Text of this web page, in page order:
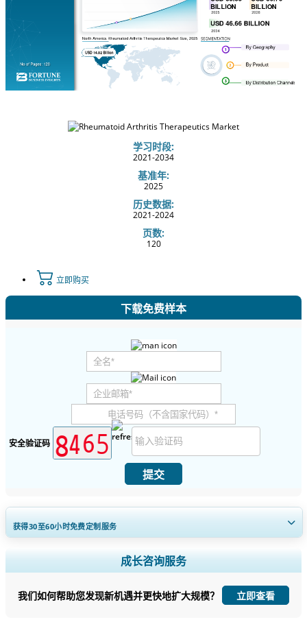
学习时段:
2021-2034
基准年:
2025
历史数据:
2021-2024
页数:
120
立即购买
下载免费样本
安全验证码
提交
获得30至60小时免费定制服务
扩大区域和国家覆盖范围， 细分市场分析， 公司简介， 竞争基准分析，
以及最终用户洞察。
立即定制
成长咨询服务
我们如何帮助您发现新机遇并更快地扩大规模？ 立即查看